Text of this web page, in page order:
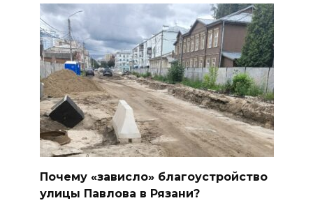
Почему «зависло» благоустройство
улицы Павлова в Рязани?